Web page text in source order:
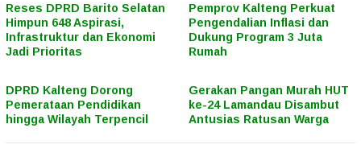
Reses DPRD Barito Selatan
Himpun 648 Aspirasi,
Infrastruktur dan Ekonomi
Jadi Prioritas
Pemprov Kalteng Perkuat
Pengendalian Inflasi dan
Dukung Program 3 Juta
Rumah
DPRD Kalteng Dorong
Pemerataan Pendidikan
hingga Wilayah Terpencil
Gerakan Pangan Murah HUT
ke-24 Lamandau Disambut
Antusias Ratusan Warga